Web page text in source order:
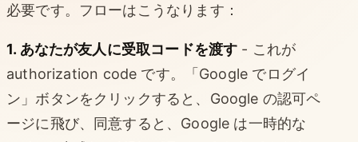
必要です。フローはこうなります：
1. あなたが友人に受取コードを渡す - これが
authorization code です。「Google でログイ
ン」ボタンをクリックすると、Google の認可ペ
ージに飛び、同意すると、Google は一時的な